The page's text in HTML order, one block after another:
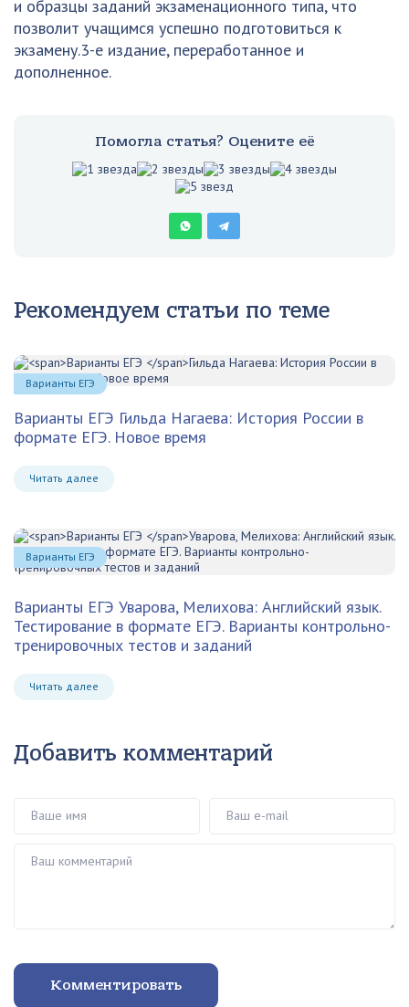
и образцы заданий экзаменационного типа, что
позволит учащимся успешно подготовиться к
экзамену.3-е издание, переработанное и
дополненное.
Помогла статья? Оцените её
Рекомендуем статьи по теме
Варианты ЕГЭ Гильда Нагаева: История России в
формате ЕГЭ. Новое время
Читать далее
Варианты ЕГЭ
Варианты ЕГЭ Уварова, Мелихова: Английский язык.
Тестирование в формате ЕГЭ. Варианты контрольно-
тренировочных тестов и заданий
Читать далее
Варианты ЕГЭ
Добавить комментарий
Комментировать